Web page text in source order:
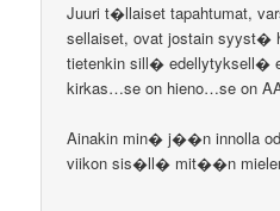
Juuri t�llaiset tapahtumat,
sellaiset, ovat jostain syyst�
tietenkin sill� edellytyksell�
kirkas…se on hieno…se on
Ainakin min� j��n innolla
viikon sis�ll� mit��n